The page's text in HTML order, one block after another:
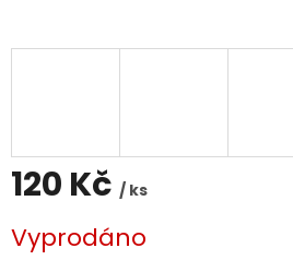
120 Kč / ks
cena:
Vyprodáno